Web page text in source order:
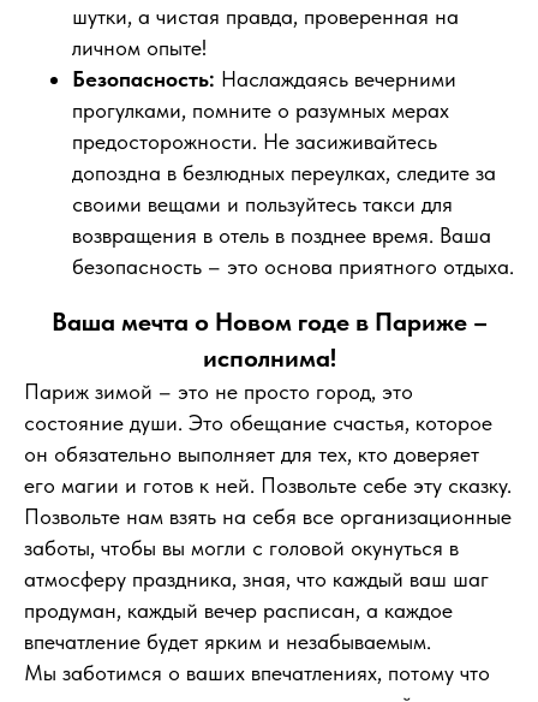
шутки, а чистая правда, проверенная на
личном опыте!
Безопасность: Наслаждаясь вечерними
прогулками, помните о разумных мерах
предосторожности. Не засиживайтесь
допоздна в безлюдных переулках, следите за
своими вещами и пользуйтесь такси для
возвращения в отель в позднее время. Ваша
безопасность – это основа приятного отдыха.
Ваша мечта о Новом годе в Париже –
исполнима!
Париж зимой – это не просто город, это
состояние души. Это обещание счастья, которое
он обязательно выполняет для тех, кто доверяет
его магии и готов к ней. Позвольте себе эту сказку.
Позвольте нам взять на себя все организационные
заботы, чтобы вы могли с головой окунуться в
атмосферу праздника, зная, что каждый ваш шаг
продуман, каждый вечер расписан, а каждое
впечатление будет ярким и незабываемым.
Мы заботимся о ваших впечатлениях, потому что